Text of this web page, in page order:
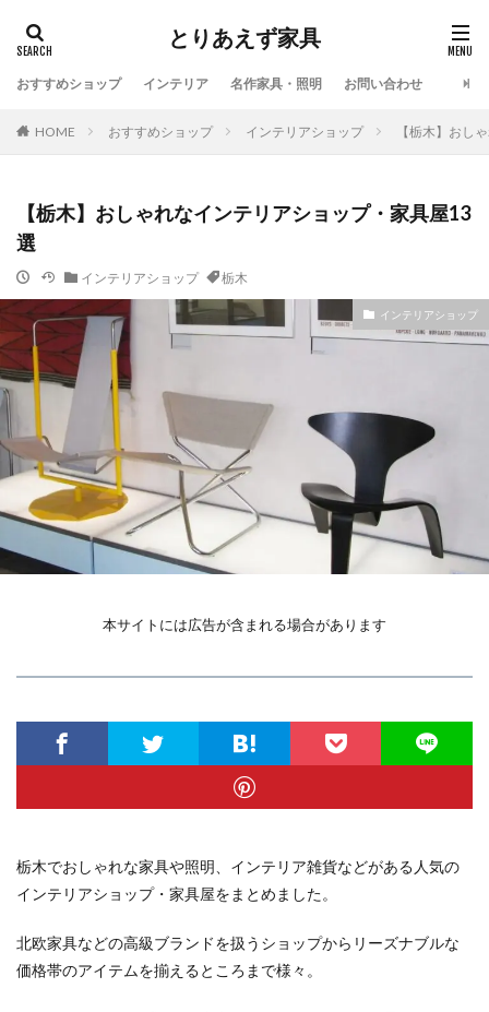
とりあえず家具
おすすめショップ インテリア 名作家具・照明 お問い合わせ
HOME おすすめショップ インテリアショップ 【栃木】おし
【栃木】おしゃれなインテリアショップ・家具屋13
選
インテリアショップ 栃木
インテリアショップ
本サイトには広告が含まれる場合があります
栃木でおしゃれな家具や照明、インテリア雑貨などがある人気の
インテリアショップ・家具屋をまとめました。
北欧家具などの高級ブランドを扱うショップからリーズナブルな
価格帯のアイテムを揃えるところまで様々。